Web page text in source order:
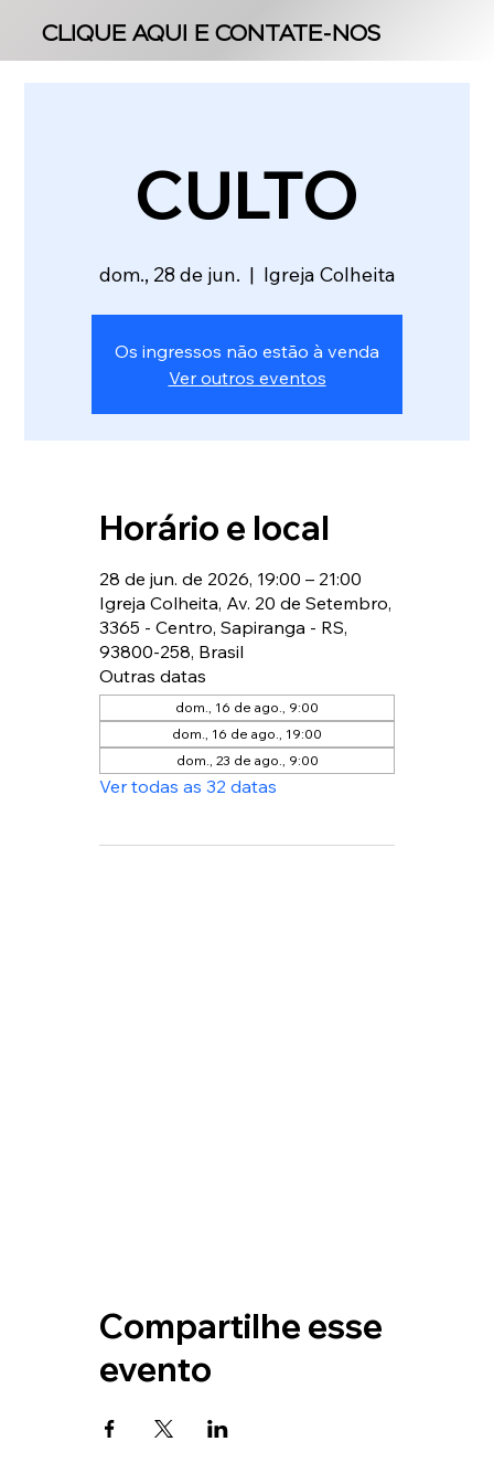
CLIQUE AQUI E CONTATE-NOS
CLIQUE AQUI E CONTATE-NOS
CULTO
dom., 28 de jun.
  |
Igreja Colheita
Os ingressos não estão à venda
Ver outros eventos
Horário e local
28 de jun. de 2026, 19:00 – 21:00
Igreja Colheita, Av. 20 de Setembro,
3365 - Centro, Sapiranga - RS,
93800-258, Brasil
Outras datas
dom., 16 de ago., 9:00
dom., 16 de ago., 19:00
dom., 23 de ago., 9:00
Ver todas as 32 datas
Compartilhe esse
evento